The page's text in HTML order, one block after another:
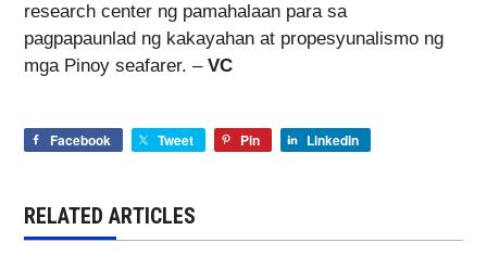
research center ng pamahalaan para sa
pagpapaunlad ng kakayahan at propesyunalismo ng
mga Pinoy seafarer. – VC
Facebook Tweet Pin LinkedIn
RELATED ARTICLES